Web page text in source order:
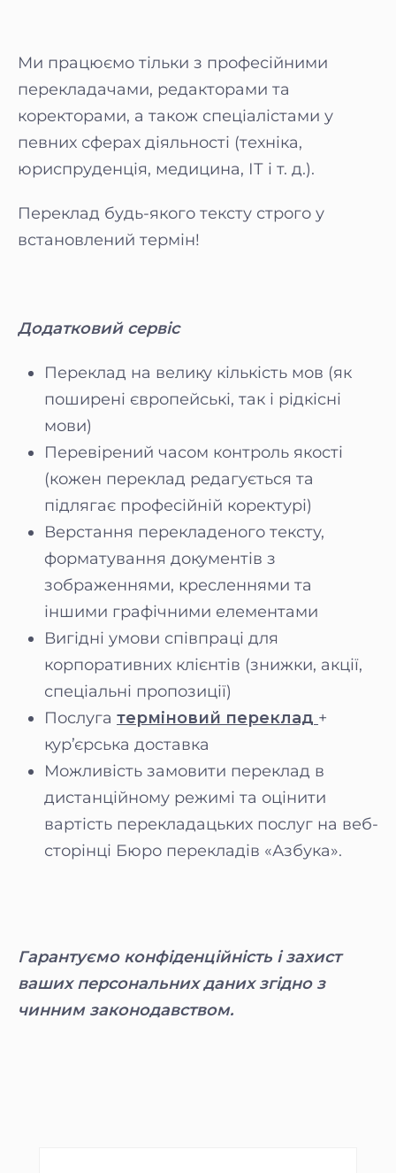
Ми працюємо тільки з професійними
перекладачами, редакторами та
коректорами, а також спеціалістами у
певних сферах діяльності (техніка,
юриспруденція, медицина, ІТ і т. д.).
Переклад будь-якого тексту строго у
встановлений термін!
Додатковий сервіс
Переклад на велику кількість мов (як
поширені європейські, так і рідкісні
мови)
Перевірений часом контроль якості
(кожен переклад редагується та
підлягає професійній коректурі)
Верстання перекладеного тексту,
форматування документів з
зображеннями, кресленнями та
іншими графічними елементами
Вигідні умови співпраці для
корпоративних клієнтів (знижки, акції,
спеціальні пропозиції)
Послуга терміновий переклад +
кур’єрська доставка
Можливість замовити переклад в
дистанційному режимі та оцінити
вартість перекладацьких послуг на веб-
сторінці Бюро перекладів «Азбука».
Гарантуємо конфіденційність і захист
ваших персональних даних згідно з
чинним законодавством.